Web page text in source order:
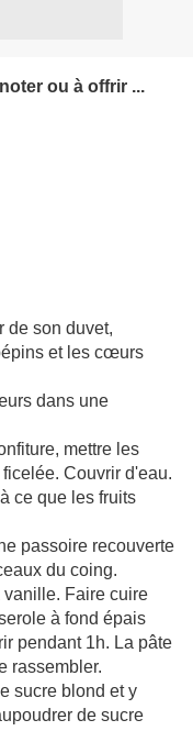
ou à offrir ...
de son duvet,
et les cœurs
dans une
mettre les
Couvrir d'eau.
ce que les fruits
passoire recouverte
du coing.
Faire cuire
à fond épais
pendant 1h. La pâte
rassembler.
sucre blond et y
de sucre